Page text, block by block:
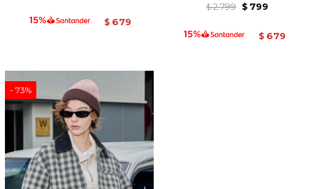
$ 679
$ 2.799 $ 799
$ 679
73